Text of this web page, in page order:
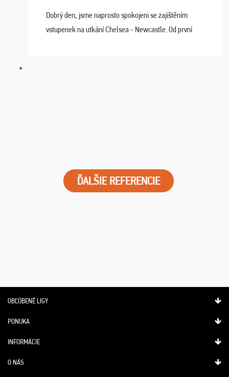
Dobrý den, jsme naprosto spokojeni se zajištěním
vstupenek na utkání Chelsea - Newcastle. Od první
ĎALŠIE REFERENCIE
OBĽÚBENÉ LIGY
PONUKA
INFORMÁCIE
O NÁS